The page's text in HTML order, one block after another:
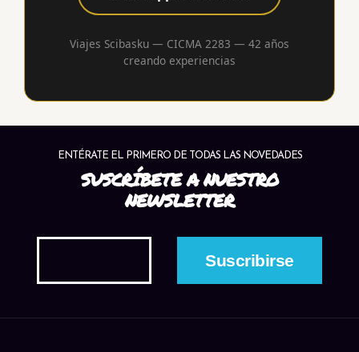
Viajes Scibasku — CICMA 2283 — 42 años
creando experiencias
ENTÉRATE EL PRIMERO DE TODAS LAS NOVEDADES
SUSCRÍBETE A NUESTRO
NEWSLETTER